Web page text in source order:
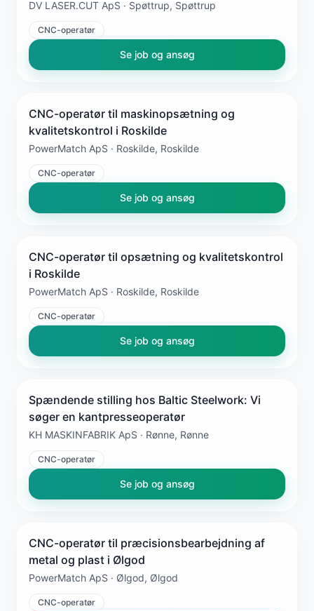
DV LASER.CUT ApS · Spøttrup, Spøttrup
CNC-operatør
Se job og ansøg
CNC-operatør til maskinopsætning og
kvalitetskontrol i Roskilde
PowerMatch ApS · Roskilde, Roskilde
CNC-operatør
Se job og ansøg
CNC-operatør til opsætning og kvalitetskontrol
i Roskilde
PowerMatch ApS · Roskilde, Roskilde
CNC-operatør
Se job og ansøg
Spændende stilling hos Baltic Steelwork: Vi
søger en kantpresseoperatør
KH MASKINFABRIK ApS · Rønne, Rønne
CNC-operatør
Se job og ansøg
CNC-operatør til præcisionsbearbejdning af
metal og plast i Ølgod
PowerMatch ApS · Ølgod, Ølgod
CNC-operatør